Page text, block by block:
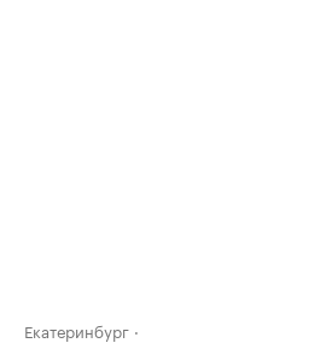
Екатеринбург